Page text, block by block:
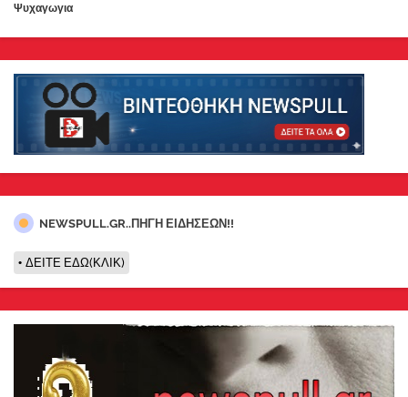
Ψυχαγωγια
NEWSPULL.GR..ΠΗΓΗ ΕΙΔΗΣΕΩΝ!!
ΔΕΙΤΕ ΕΔΩ(ΚΛΙΚ)